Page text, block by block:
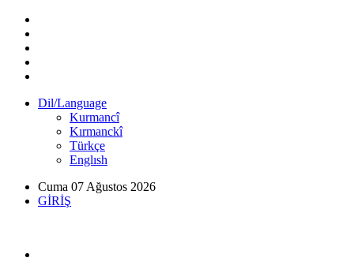
Dil/Language
Kurmancî
Kırmanckî
Türkçe
Englısh
Cuma 07 Ağustos 2026
GİRİŞ